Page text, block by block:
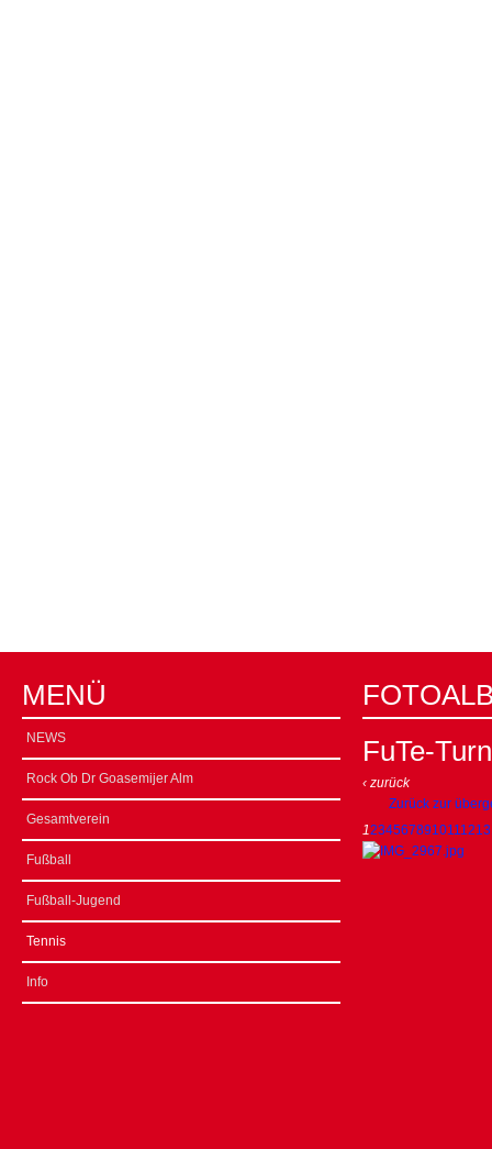
MENÜ
NEWS
Rock Ob Dr Goasemijer Alm
Gesamtverein
Fußball
Fußball-Jugend
Tennis
Info
FuTe-
‹ zurück
Zurück zur
1234567891011 1213